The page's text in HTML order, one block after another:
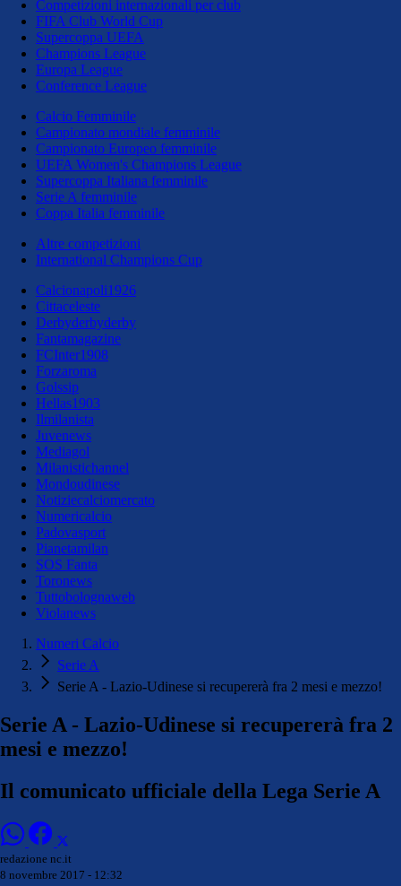
Competizioni internazionali per club
FIFA Club World Cup
Supercoppa UEFA
Champions League
Europa League
Conference League
Calcio Femminile
Campionato mondiale femminile
Campionato Europeo femminile
UEFA Women's Champions League
Supercoppa Italiana femminile
Serie A femminile
Coppa Italia femminile
Altre competizioni
International Champions Cup
Calcionapoli1926
Cittaceleste
Derbyderbyderby
Fantamagazine
FCInter1908
Forzaroma
Golssip
Hellas1903
Ilmilanista
Juvenews
Mediagol
Milanistichannel
Mondoudinese
Notiziecalciomercato
Numericalcio
Padovasport
Pianetamilan
SOS Fanta
Toronews
Tuttobolognaweb
Violanews
Numeri Calcio
Serie A
Serie A - Lazio-Udinese si recupererà fra 2 mesi e mezzo!
Serie A - Lazio-Udinese si recupererà fra 2
mesi e mezzo!
Il comunicato ufficiale della Lega Serie A
redazione nc.it
8 novembre 2017 - 12:32